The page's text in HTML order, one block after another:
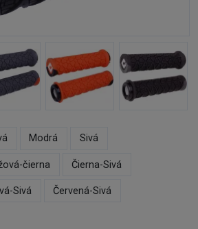
Modrá Sivá
čierna Čierna-Sivá
Sivá Červená-Sivá